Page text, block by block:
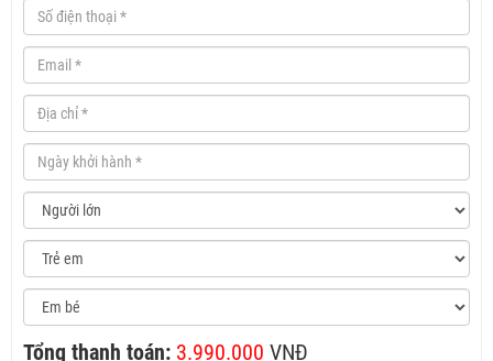
Tổng thanh toán: 3.990.000 VNĐ